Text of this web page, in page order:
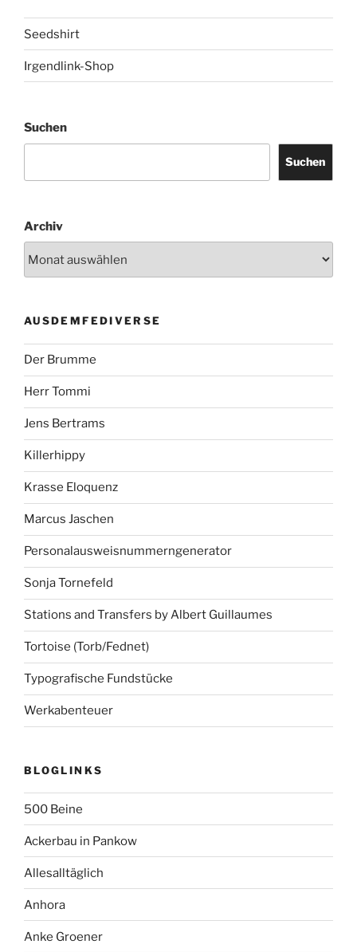
Seedshirt
Irgendlink-Shop
Suchen
Suchen
Archiv
AUSDEMFEDIVERSE
Der Brumme
Herr Tommi
Jens Bertrams
Killerhippy
Krasse Eloquenz
Marcus Jaschen
Personalausweisnummerngenerator
Sonja Tornefeld
Stations and Transfers by Albert Guillaumes
Tortoise (Torb/Fednet)
Typografische Fundstücke
Werkabenteuer
BLOGLINKS
500 Beine
Ackerbau in Pankow
Allesalltäglich
Anhora
Anke Groener